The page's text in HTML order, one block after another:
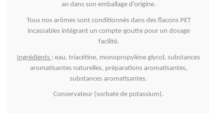
an dans son emballage d’origine.
Tous nos arômes sont conditionnés dans des flacons PET
incassables intégrant un compte-goutte pour un dosage
facilité.
Ingrédients : eau, triacétine, monopropylène glycol, substances
aromatisantes naturelles, préparations aromatisantes,
substances aromatisantes.
Conservateur (sorbate de potassium).